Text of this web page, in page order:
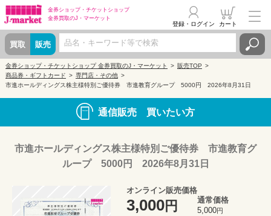
金券ショップ・ チケットショップ
金券買取のJ・マーケット
買取 販売
登録・ログイン カート
金券ショップ・チケットショップ 金券買取のJ・マーケット
販売TOP
商品券・ギフトカード
専門店・その他
市進ホールディングス株主様特別ご優待券 市進教育グループ 5000円 2026年8月31日
通信販売 買いたい方
市進ホールディングス株主様特別ご優待券 市進教育グ
ループ 5000円 2026年8月31日
オンライン販売価格
3,000円
通常価格
5,000円